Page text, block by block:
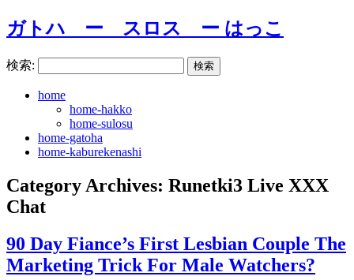
ガトハ ー スロス ー はっこ
検索:
home
home-hakko
home-sulosu
home-gatoha
home-kaburekenashi
Category Archives: Runetki3 Live XXX
Chat
90 Day Fiance’s First Lesbian Couple The
Marketing Trick For Male Watchers?